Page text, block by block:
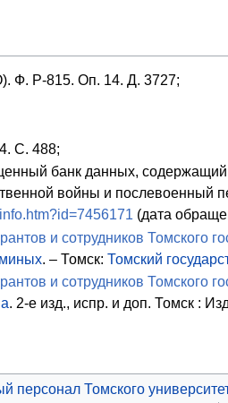
Ф. Р-815. Оп. 14. Д. 3727;
С. 488;
банк данных,
войны и послевоенный
(дата
и сотрудников Томского
. – Томск: Томский
и сотрудников Томского
. 2-е изд., испр. и доп. Томск :
персонал Томского